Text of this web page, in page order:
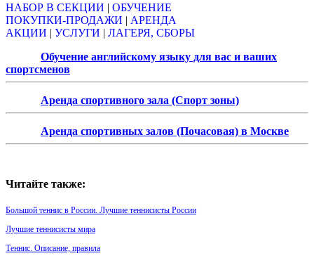
НАБОР В СЕКЦИИ | ОБУЧЕНИЕ
ПОКУПКИ-ПРОДАЖИ | АРЕНДА
АКЦИИ | УСЛУГИ | ЛАГЕРЯ, СБОРЫ
Обучение английскому языку для вас и ваших
спортсменов
Аренда спортивного зала (Спорт зоны)
Аренда спортивных залов (Почасовая) в Москве
Читайте также:
Большой теннис в России. Лучшие теннисисты России
Лучшие теннисисты мира
Теннис. Описание, правила